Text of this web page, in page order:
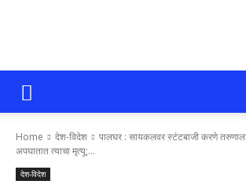
सोलापूर
आजतक
Home देश-विदेश
पालघर : सायकलवर स्टंटबाजी करणे
अपघातात त्याचा मृत्यू;...
देश-विदेश